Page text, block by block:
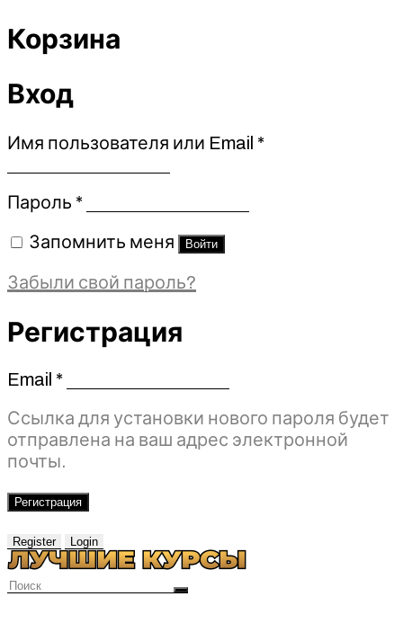
Корзина
Вход
Имя пользователя или Email *Обязательно
Пароль *Обязательно
Запомнить меня Войти
Забыли свой пароль?
Регистрация
Email *Обязательно
Ссылка для установки нового пароля будет
отправлена ​​на ваш адрес электронной
почты.
Регистрация
Register Login